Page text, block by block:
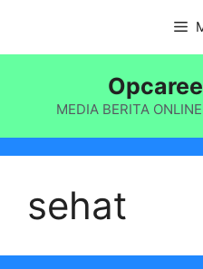
isi
MEDIA BERITA
sehat